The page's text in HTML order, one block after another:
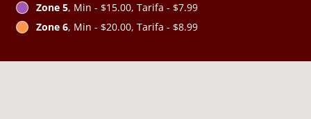
Zone 5, Min - $15.00, Tarifa - $7.99
Zone 6, Min - $20.00, Tarifa - $8.99